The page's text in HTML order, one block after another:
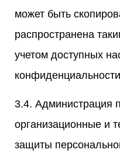
может быть
распространена
учетом доступных
3.4. Администрация
организационные и
защиты